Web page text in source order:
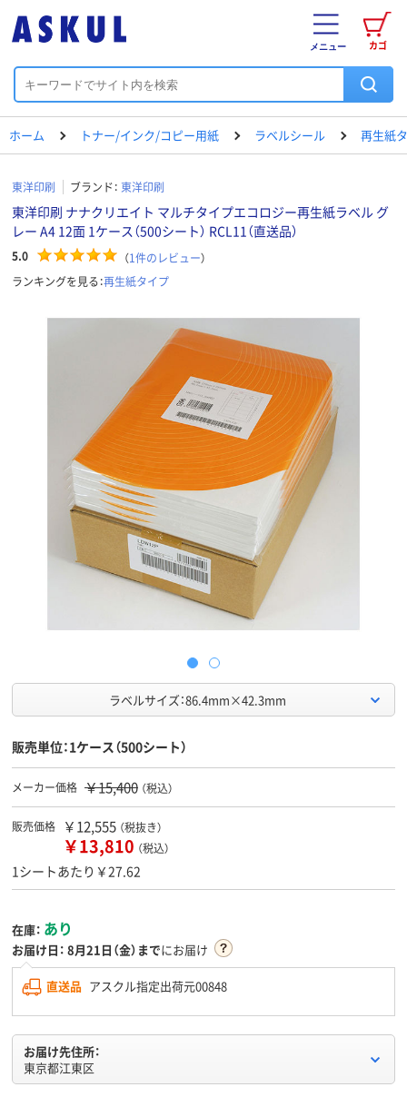
カゴ
メニュー
ホーム トナー/インク/コピー用紙 ラベルシール 再生紙
東洋印刷 ブランド： 東洋印刷
東洋印刷 ナナクリエイト マルチタイプエコロジー再生紙ラベル グ
レー A4 12面 1ケース（500シート） RCL11（直送品）
5.0 （1件のレビュー）
ランキングを見る：再生紙タイプ
ラベルサイズ：86.4mm×42.3mm
販売単位：1ケース（500シート）
メーカー価格 ￥15,400 （税込）
販売価格 ￥12,555 （税抜き）
￥13,810 （税込）
1シートあたり￥27.62
在庫： あり
お届け日： 8月21日（金）までにお届け
直送品 アスクル指定出荷元00848
お届け先住所：
東京都江東区